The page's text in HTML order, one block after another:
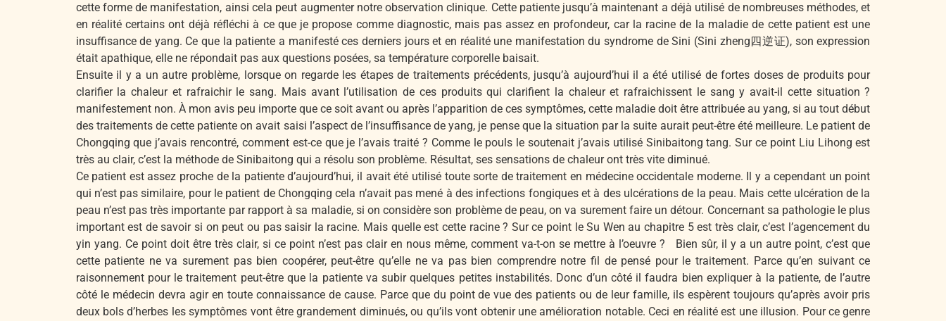
cette forme de manifestation, ainsi cela peut augmenter notre observation clinique. Cette patiente jusqu’à maintenant a déjà utilisé de nombreuses méthodes, et
en réalité certains ont déjà réfléchi à ce que je propose comme diagnostic, mais pas assez en profondeur, car la racine de la maladie de cette patient est une
insuffisance de yang. Ce que la patiente a manifesté ces derniers jours et en réalité une manifestation du syndrome de Sini (Sini zheng四逆证), son expression
était apathique, elle ne répondait pas aux questions posées, sa température corporelle baisait.
Ensuite il y a un autre problème, lorsque on regarde les étapes de traitements précédents, jusqu’à aujourd’hui il a été utilisé de fortes doses de produits pour
clarifier la chaleur et rafraichir le sang. Mais avant l’utilisation de ces produits qui clarifient la chaleur et rafraichissent le sang y avait-il cette situation ?
manifestement non. À mon avis peu importe que ce soit avant ou après l’apparition de ces symptômes, cette maladie doit être attribuée au yang, si au tout début
des traitements de cette patiente on avait saisi l’aspect de l’insuffisance de yang, je pense que la situation par la suite aurait peut-être été meilleure. Le patient de
Chongqing que j’avais rencontré, comment est-ce que je l’avais traité ? Comme le pouls le soutenait j’avais utilisé Sinibaitong tang. Sur ce point Liu Lihong est
très au clair, c’est la méthode de Sinibaitong qui a résolu son problème. Résultat, ses sensations de chaleur ont très vite diminué.
Ce patient est assez proche de la patiente d’aujourd’hui, il avait été utilisé toute sorte de traitement en médecine occidentale moderne. Il y a cependant un point
qui n’est pas similaire, pour le patient de Chongqing cela n’avait pas mené à des infections fongiques et à des ulcérations de la peau. Mais cette ulcération de la
peau n’est pas très importante par rapport à sa maladie, si on considère son problème de peau, on va surement faire un détour. Concernant sa pathologie le plus
important est de savoir si on peut ou pas saisir la racine. Mais quelle est cette racine ? Sur ce point le Su Wen au chapitre 5 est très clair, c’est l’agencement du
yin yang. Ce point doit être très clair, si ce point n’est pas clair en nous même, comment va-t-on se mettre à l’oeuvre ? Bien sûr, il y a un autre point, c’est que
cette patiente ne va surement pas bien coopérer, peut-être qu’elle ne va pas bien comprendre notre fil de pensé pour le traitement. Parce qu’en suivant ce
raisonnement pour le traitement peut-être que la patiente va subir quelques petites instabilités. Donc d’un côté il faudra bien expliquer à la patiente, de l’autre
côté le médecin devra agir en toute connaissance de cause. Parce que du point de vue des patients ou de leur famille, ils espèrent toujours qu’après avoir pris
deux bols d’herbes les symptômes vont être grandement diminués, ou qu’ils vont obtenir une amélioration notable. Ceci en réalité est une illusion. Pour ce genre